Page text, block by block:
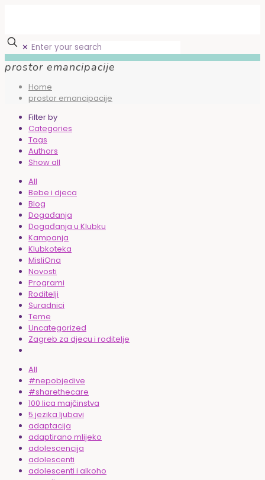
✕
prostor emancipacije
Home
prostor emancipacije
Filter by
Categories
Tags
Authors
Show all
All
Bebe i djeca
Blog
Događanja
Događanja u Klubku
Kampanja
Klubkoteka
MisliOna
Novosti
Programi
Roditelji
Suradnici
Teme
Uncategorized
Zagreb za djecu i roditelje
All
#nepobjedive
#sharethecare
100 lica majčinstva
5 jezika ljubavi
adaptacija
adaptirano mlijeko
adolescencija
adolescenti
adolescenti i alkoho